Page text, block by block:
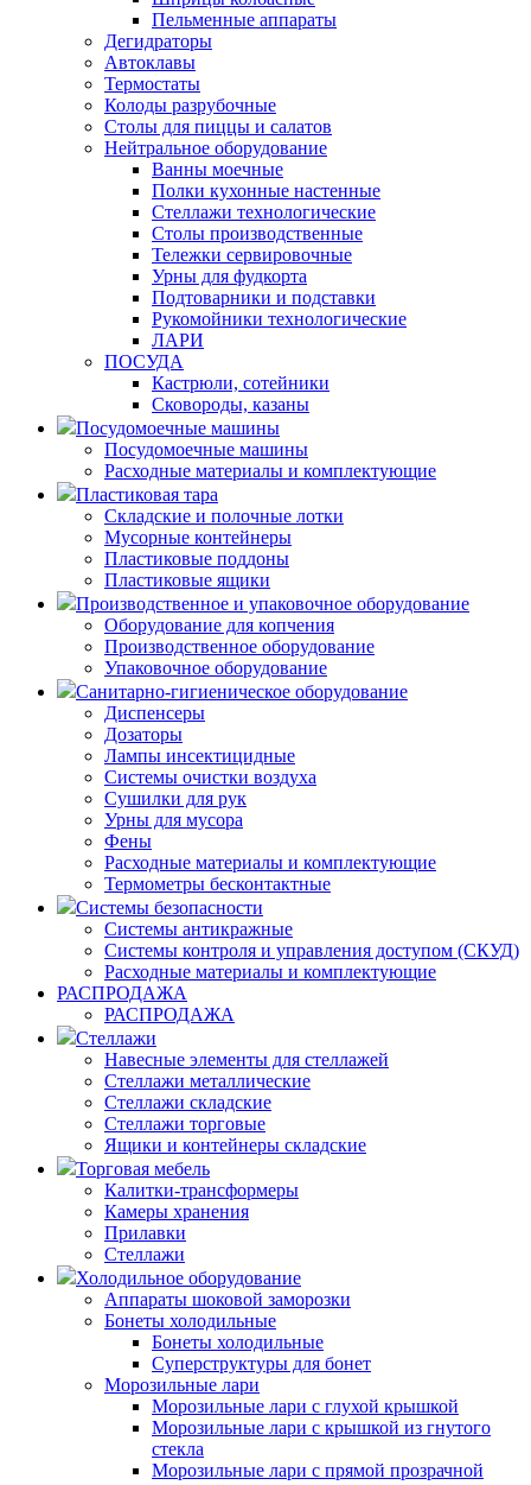
Пельменные аппараты
Дегидраторы
Автоклавы
Термостаты
Колоды разрубочные
Столы для пиццы и салатов
Нейтральное оборудование
Ванны моечные
Полки кухонные настенные
Стеллажи технологические
Столы производственные
Тележки сервировочные
Урны для фудкорта
Подтоварники и подставки
Рукомойники технологические
ЛАРИ
ПОСУДА
Кастрюли, сотейники
Сковороды, казаны
Посудомоечные машины
Посудомоечные машины
Расходные материалы и комплектующие
Пластиковая тара
Складские и полочные лотки
Мусорные контейнеры
Пластиковые поддоны
Пластиковые ящики
Производственное и упаковочное оборудование
Оборудование для копчения
Производственное оборудование
Упаковочное оборудование
Санитарно-гигиеническое оборудование
Диспенсеры
Дозаторы
Лампы инсектицидные
Системы очистки воздуха
Сушилки для рук
Урны для мусора
Фены
Расходные материалы и комплектующие
Термометры бесконтактные
Системы безопасности
Системы антикражные
Системы контроля и управления доступом (СКУД)
Расходные материалы и комплектующие
РАСПРОДАЖА
РАСПРОДАЖА
Стеллажи
Навесные элементы для стеллажей
Стеллажи металлические
Стеллажи складские
Стеллажи торговые
Ящики и контейнеры складские
Торговая мебель
Калитки-трансформеры
Камеры хранения
Прилавки
Стеллажи
Холодильное оборудование
Аппараты шоковой заморозки
Бонеты холодильные
Бонеты холодильные
Суперструктуры для бонет
Морозильные лари
Морозильные лари с глухой крышкой
Морозильные лари с крышкой из гнутого
стекла
Морозильные лари с прямой прозрачной